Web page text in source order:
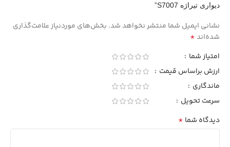
دیواری تیراژه S7007”
نشانی ایمیل شما منتشر نخواهد شد. بخش‌های موردنیاز علامت‌گذاری
شده‌اند*
امتیاز شما
ارزش براساس قیمت
ماندگاری
سرعت تحویل
دیدگاه شما *